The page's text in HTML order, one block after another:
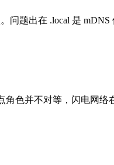
问题出在 .local 是
色并不对等，闪电网络